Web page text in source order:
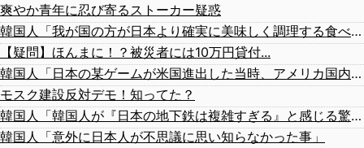
爽やか青年に忍び寄るストーカー疑惑
韓国人「我が国の方が日本より確実に美味しく調理する食べ物がこちら・・・」
【疑問】ほんまに！？被災者には10万円貸付...
韓国人「日本の某ゲームが米国進出した当時、アメリカ国内で巻き起こった熱狂的ブームの様子がこちら…」＝韓国の反応
モスク建設反対デモ！知ってた？
韓国人「韓国人が『日本の地下鉄は複雑すぎる』と感じる驚きの理由がこちらです‥」→「あまりの難易度の高さに冷や汗をかいた‥」
韓国人「意外に日本人が不思議に思い知らなかった事」